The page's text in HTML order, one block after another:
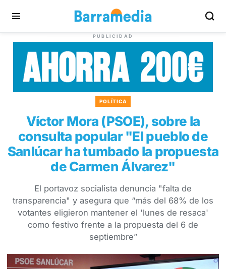
PUBLICIDAD
POLÍTICA
Víctor Mora (PSOE), sobre la
consulta popular "El pueblo de
Sanlúcar ha tumbado la propuesta
de Carmen Álvarez"
El portavoz socialista denuncia "falta de
transparencia" y asegura que “más del 68% de los
votantes eligieron mantener el 'lunes de resaca'
como festivo frente a la propuesta del 6 de
septiembre”